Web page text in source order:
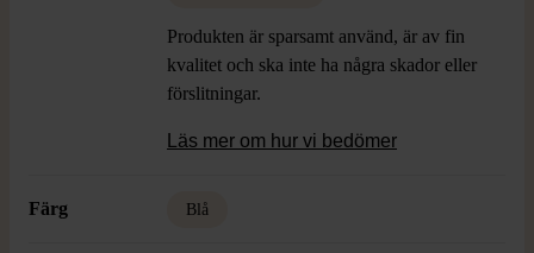
Produkten är sparsamt använd, är av fin
kvalitet och ska inte ha några skador eller
förslitningar.
Läs mer om hur vi bedömer
Färg Blå